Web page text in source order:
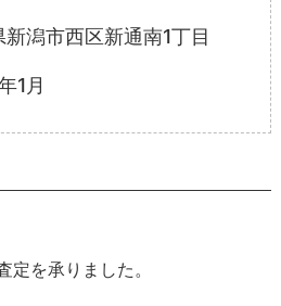
新潟市西区新通南1丁目
1月
定を承りました。